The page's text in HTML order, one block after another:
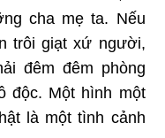
cha mẹ ta. Nếu
trôi giạt xứ người,
đêm đêm phòng
độc. Một hình một
là một tình cảnh